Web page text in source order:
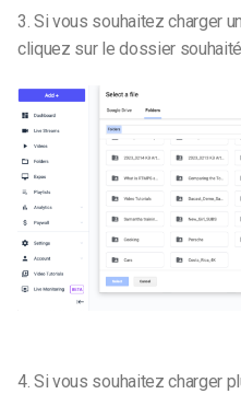
3. Si vous souhaitez charger
cliquez sur le dossier
4. Si vous souhaitez charger